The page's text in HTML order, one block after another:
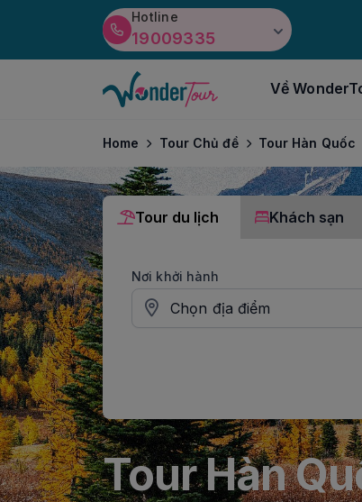
Hotline
19009335
Về
Home Tour Chủ đề Tour Hàn Quốc
Tour du lịch Khách sạn
Nơi khởi hành
Chọn địa điểm
Tour Hàn